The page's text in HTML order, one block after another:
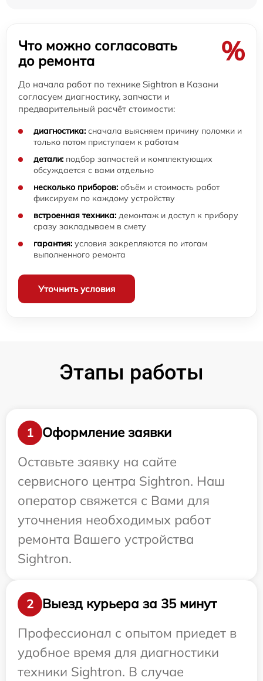
Что можно согласовать
до ремонта
%
До начала работ по технике Sightron в Казани
согласуем диагностику, запчасти и
предварительный расчёт стоимости:
диагностика: сначала выясняем причину поломки и
только потом приступаем к работам
детали: подбор запчастей и комплектующих
обсуждается с вами отдельно
несколько приборов: объём и стоимость работ
фиксируем по каждому устройству
встроенная техника: демонтаж и доступ к прибору
сразу закладываем в смету
гарантия: условия закрепляются по итогам
выполненного ремонта
Уточнить условия
Этапы работы
1
Оформление заявки
Оставьте заявку на сайте
сервисного центра Sightron. Наш
оператор свяжется с Вами для
уточнения необходимых работ
ремонта Вашего устройства
Sightron.
2
Выезд курьера за 35 минут
Профессионал с опытом приедет в
удобное время для диагностики
техники Sightron. В случае